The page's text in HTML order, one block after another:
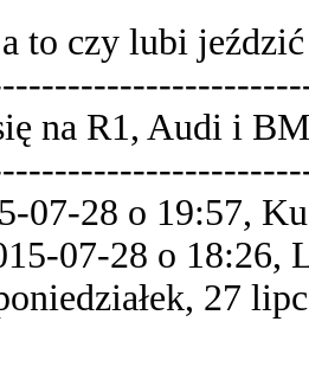
to czy lubi
na R1, Audi i
07-28 o 19:57,
07-28 o 18:26,
27